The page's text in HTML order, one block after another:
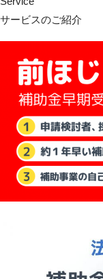
サービスのご紹介